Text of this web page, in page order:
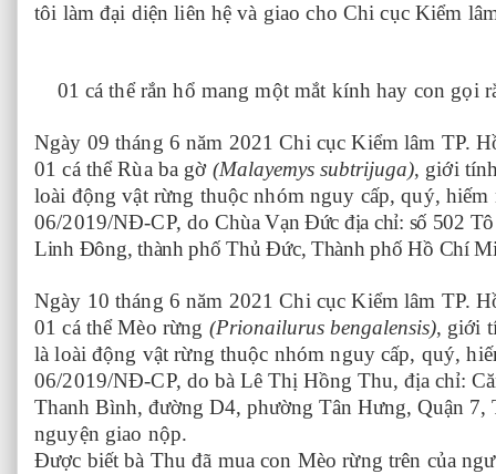
tôi làm đại diện liên hệ và giao cho Chi cục Kiểm
01 cá thể rắn hổ mang một mắt kính hay con gọi
Ngày 09 tháng 6 năm 2021 Chi cục Kiểm lâm TP.
01 cá thể Rùa ba gờ (Malayemys subtrijuga), giới
loài động vật rừng thuộc nhóm nguy cấp, quý,
06/2019/NĐ-CP, doChùa Vạn Đức địa chỉ: số 502
Linh Đông, thành phố Thủ Đức, Thành phố Hồ Chí
Ngày 10 tháng 6 năm 2021 Chi cục Kiểm lâm TP.
01 cá thể Mèo rừng (Prionailurus bengalensis), giới
là loài động vật rừng thuộc nhóm nguy cấp, quý,
06/2019/NĐ-CP, dobà Lê Thị Hồng Thu, địa chỉ:
Thanh Bình, đường D4, phường Tân Hưng, Quận
nguyện giao nộp.
Được biết bà Thu đã mua con Mèo rừng trên của